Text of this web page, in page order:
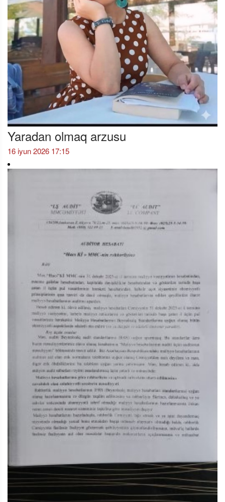
Yaradan olmaq arzusu
16 iyun 2026 17:15